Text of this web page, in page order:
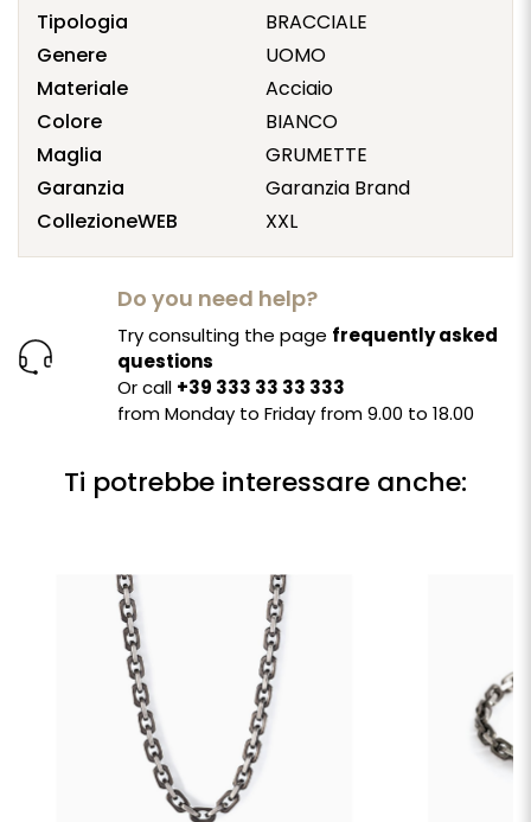
Tipologia
BRACCIALE
Genere
UOMO
Materiale
Acciaio
Colore
BIANCO
Maglia
GRUMETTE
Garanzia
Garanzia Brand
CollezioneWEB
XXL
Do you need help?
Try consulting the page frequently asked
questions
Or call +39 333 33 33 333
from Monday to Friday from 9.00 to 18.00
Ti potrebbe interessare anche: